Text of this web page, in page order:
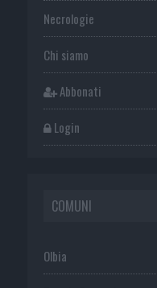
Necrologie
Chi siamo
Abbonati
Login
COMUNI
Olbia